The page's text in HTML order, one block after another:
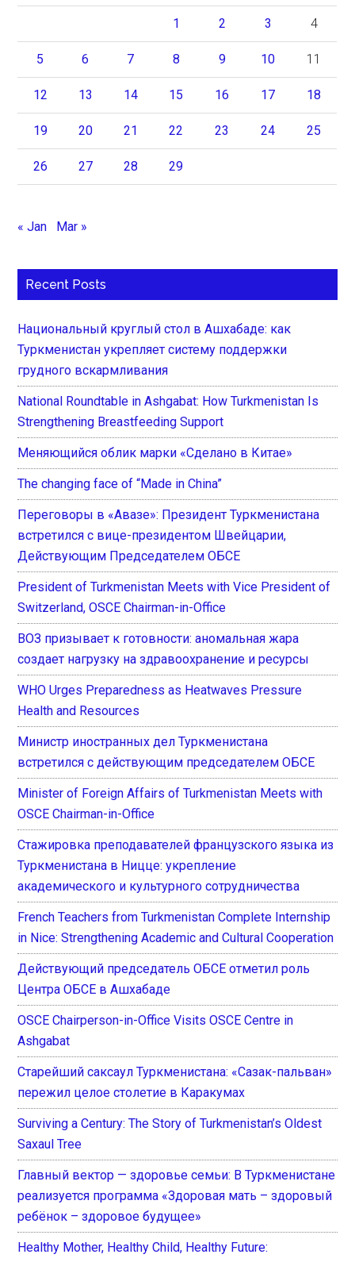
1 2 3 4
5 6 7 8 9 10 11
12 13 14 15 16 17 18
19 20 21 22 23 24 25
26 27 28 29
« Jan Mar »
Recent Posts
Национальный круглый стол в Ашхабаде: как
Туркменистан укрепляет систему поддержки
грудного вскармливания
National Roundtable in Ashgabat: How Turkmenistan Is
Strengthening Breastfeeding Support
Меняющийся облик марки «Сделано в Китае»
The changing face of “Made in China”
Переговоры в «Авазе»: Президент Туркменистана
встретился с вице-президентом Швейцарии,
Действующим Председателем ОБСЕ
President of Turkmenistan Meets with Vice President of
Switzerland, OSCE Chairman-in-Office
ВОЗ призывает к готовности: аномальная жара
создает нагрузку на здравоохранение и ресурсы
WHO Urges Preparedness as Heatwaves Pressure
Health and Resources
Министр иностранных дел Туркменистана
встретился с действующим председателем ОБСЕ
Minister of Foreign Affairs of Turkmenistan Meets with
OSCE Chairman-in-Office
Стажировка преподавателей французского языка из
Туркменистана в Ницце: укрепление
академического и культурного сотрудничества
French Teachers from Turkmenistan Complete Internship
in Nice: Strengthening Academic and Cultural Cooperation
Действующий председатель ОБСЕ отметил роль
Центра ОБСЕ в Ашхабаде
OSCE Chairperson-in-Office Visits OSCE Centre in
Ashgabat
Старейший саксаул Туркменистана: «Сазак-пальван»
пережил целое столетие в Каракумах
Surviving a Century: The Story of Turkmenistan’s Oldest
Saxaul Tree
Главный вектор — здоровье семьи: В Туркменистане
реализуется программа «Здоровая мать – здоровый
ребёнок – здоровое будущее»
Healthy Mother, Healthy Child, Healthy Future: